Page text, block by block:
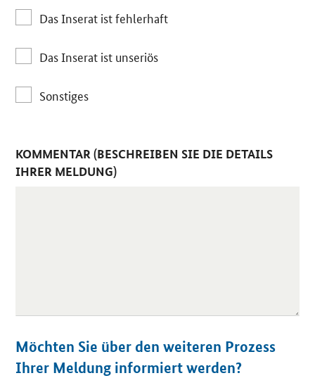
Das Inserat ist fehlerhaft
Das Inserat ist unseriös
Sonstiges
KOMMENTAR (BESCHREIBEN SIE DIE DETAILS
IHRER MELDUNG)
Möchten Sie über den weiteren Prozess
Ihrer Meldung informiert werden?